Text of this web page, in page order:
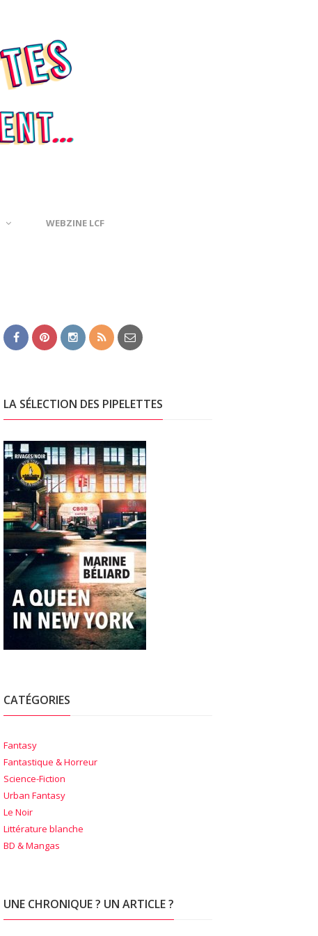
WEBZINE LCF
LA SÉLECTION DES PIPELETTES
CATÉGORIES
Fantasy
Fantastique & Horreur
Science-Fiction
Urban Fantasy
Le Noir
Littérature blanche
BD & Mangas
UNE CHRONIQUE ? UN ARTICLE ?